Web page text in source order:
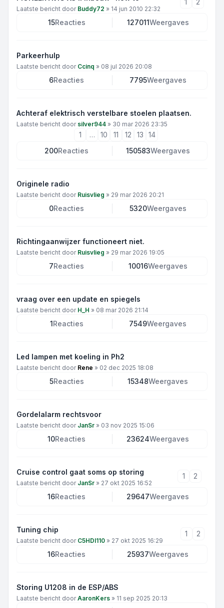
Laatste bericht door Buddy72 » 14 jun 2010 22:32
1 2
15Reacties 127011Weergaves
Parkeerhulp
Laatste bericht door Ccinq » 08 jul 2026 20:08
6Reacties 7795Weergaves
Achteraf elektrisch verstelbare stoelen plaatsen.
Laatste bericht door silver944 » 30 mar 2026 23:35
1 … 10 11 12 13
14
200Reacties 150583Weergaves
Originele radio
Laatste bericht door Ruisvlieg » 29 mar 2026 20:21
0Reacties 5320Weergaves
Richtingaanwijzer functioneert niet.
Laatste bericht door Ruisvlieg » 29 mar 2026 19:05
7Reacties 10016Weergaves
vraag over een update en spiegels
Laatste bericht door H_H » 08 mar 2026 21:14
1Reacties 7549Weergaves
Led lampen met koeling in Ph2
Laatste bericht door Rene » 02 dec 2025 18:08
5Reacties 15348Weergaves
Gordelalarm rechtsvoor
Laatste bericht door JanSr » 03 nov 2025 15:06
10Reacties 23624Weergaves
Cruise control gaat soms op storing
Laatste bericht door JanSr » 27 okt 2025 16:52
1 2
16Reacties 29647Weergaves
Tuning chip
Laatste bericht door C5HDI110 » 27 okt 2025 16:29
1 2
16Reacties 25937Weergaves
Storing U1208 in de ESP/ABS
Laatste bericht doorAaronKers » 11 sep 2025 20:13